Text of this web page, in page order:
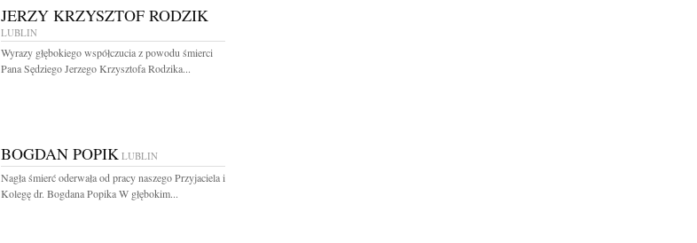
JERZY KRZYSZTOF RODZIK
LUBLIN
Wyrazy głębokiego współczucia z powodu śmierci
Pana Sędziego Jerzego Krzysztofa Rodzika...
BOGDAN POPIK LUBLIN
Nagła śmierć oderwała od pracy naszego Przyjaciela i
Kolegę dr. Bogdana Popika W głębokim...